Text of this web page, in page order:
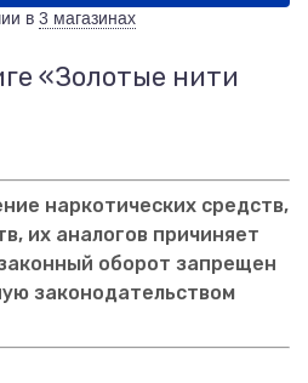
в 3 магазинах
«Золотые нити
наркотических средств,
их аналогов причиняет
оборот запрещен
законодательством